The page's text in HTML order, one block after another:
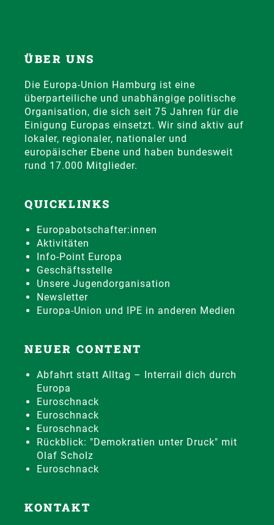
ÜBER UNS
Die Europa-Union Hamburg ist eine
überparteiliche und unabhängige politische
Organisation, die sich seit 75 Jahren für die
Einigung Europas einsetzt. Wir sind aktiv auf
lokaler, regionaler, nationaler und
europäischer Ebene und haben bundesweit
rund 17.000 Mitglieder.
QUICKLINKS
Europabotschafter:innen
Aktivitäten
Info-Point Europa
Geschäftsstelle
Unsere Jugendorganisation
Newsletter
Europa-Union und IPE in anderen Medien
NEUER CONTENT
Abfahrt statt Alltag – Interrail dich durch
Europa
Euroschnack
Euroschnack
Euroschnack
Rückblick: "Demokratien unter Druck" mit
Olaf Scholz
Euroschnack
KONTAKT